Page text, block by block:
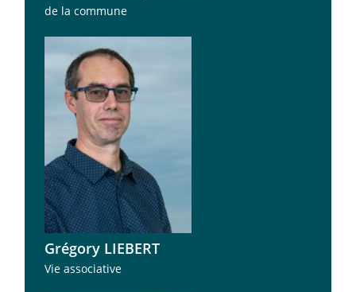
de la commune
Grégory LIEBERT
Vie associative